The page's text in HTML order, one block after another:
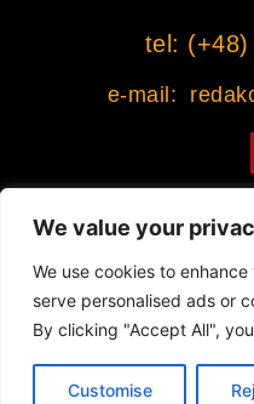
We value your
We use cookies to
serve personalised ads or
By clicking "Accept All",
Customise
tel: (+48)
e-mail:
Współpracujemy z
© 2022 All rights
Projekt strony